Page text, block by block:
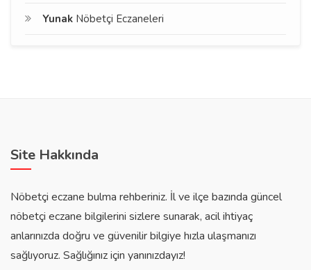
Yunak Nöbetçi Eczaneleri
Site Hakkında
Nöbetçi eczane bulma rehberiniz. İl ve ilçe bazında güncel
nöbetçi eczane bilgilerini sizlere sunarak, acil ihtiyaç
anlarınızda doğru ve güvenilir bilgiye hızla ulaşmanızı
sağlıyoruz. Sağlığınız için yanınızdayız!